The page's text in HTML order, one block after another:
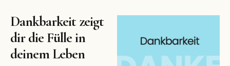
Dankbarkeit zeigt
dir die Fülle in
deinem Leben